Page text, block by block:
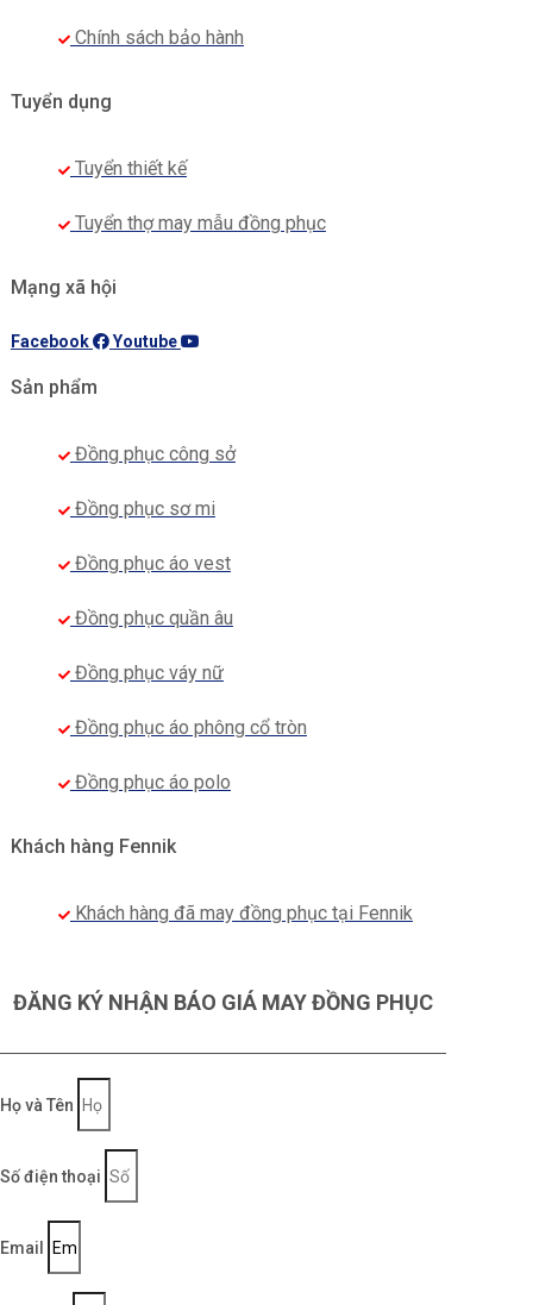
Chính sách bảo hành
Tuyển dụng
Tuyển thiết kế
Tuyển thợ may mẫu đồng phục
Mạng xã hội
Facebook Youtube
Sản phẩm
Đồng phục công sở
Đồng phục sơ mi
Đồng phục áo vest
Đồng phục quần âu
Đồng phục váy nữ
Đồng phục áo phông cổ tròn
Đồng phục áo polo
Khách hàng Fennik
Khách hàng đã may đồng phục tại Fennik
ĐĂNG KÝ NHẬN BÁO GIÁ MAY ĐỒNG PHỤC
Họ và Tên
Số điện thoại
Email